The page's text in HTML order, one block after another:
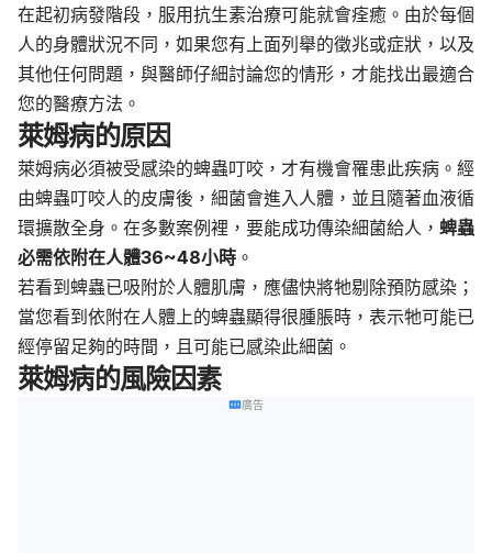
在起初病發階段，服用抗生素治療可能就會痊癒。由於每個
人的身體狀況不同，如果您有上面列舉的徵兆或症狀，以及
其他任何問題，與醫師仔細討論您的情形，才能找出最適合
您的醫療方法。
萊姆病的原因
萊姆病必須被受感染的蜱蟲叮咬，才有機會罹患此疾病。經
由蜱蟲叮咬人的皮膚後，細菌會進入人體，並且隨著血液循
環擴散全身。在多數案例裡，要能成功傳染細菌給人， 蜱蟲
必需依附在人體36~48小時 。
若看到蜱蟲已吸附於人體肌膚，應儘快將牠剔除預防感染；
當您看到依附在人體上的蜱蟲顯得很腫脹時，表示牠可能已
經停留足夠的時間，且可能已感染此細菌。
萊姆病的風險因素
廣告